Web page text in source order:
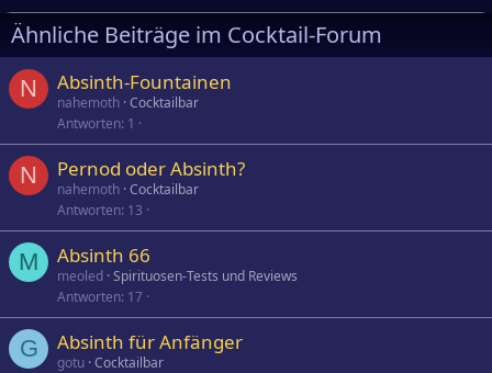
Ähnliche Beiträge im Cocktail-Forum
N Absinth-Fountainen
nahemoth Cocktailbar
Antworten 1
N Pernod oder Absinth?
nahemoth Cocktailbar
Antworten 13
M Absinth 66
meoled Spirituosen-Tests und Reviews
Antworten 17
G Absinth für Anfänger
gotu Cocktailbar